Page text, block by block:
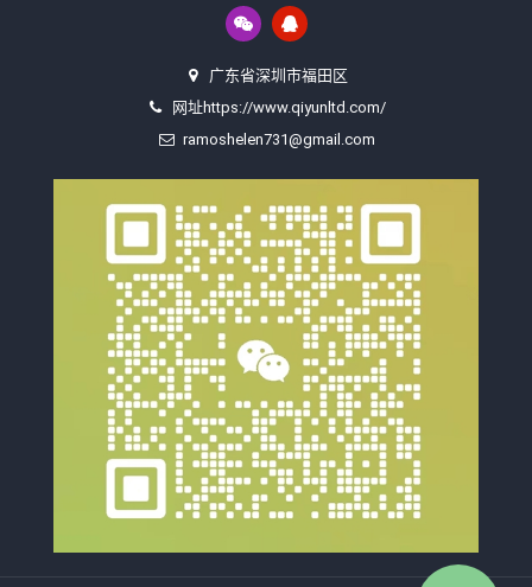
广东省深圳市福田区
网址https://www.qiyunltd.com/
ramoshelen731@gmail.com